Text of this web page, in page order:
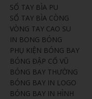
SỔ TAY BÌA PU
SỔ TAY BÌA CÒNG
VÒNG TAY CAO SU
IN BONG BÓNG
PHỤ KIỆN BÓNG BAY
BÓNG ĐẬP CỔ VŨ
BÓNG BAY THƯỜNG
BÓNG BAY IN LOGO
BÓNG BAY IN HÌNH